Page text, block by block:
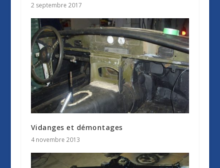
2 septembre 2017
Vidanges et démontages
4 novembre 2013